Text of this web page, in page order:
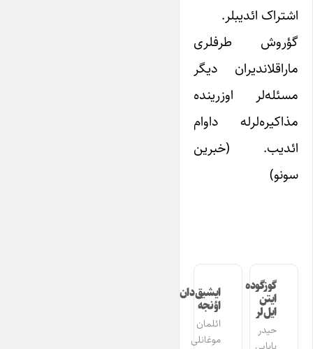
اشتراک ائدیبلر.
گؤروش طرفلری
ماراقلاندیران دیگر
مسئله‌لر اوزرینده
مذاکیره‌لرله داوام
ائدیب. (خبرین
سونو)
گوزگوده
ایتن
ایل‌لر
حیدر
ایشیق‌دان
اؤنجه
ائلمان
موغانلی